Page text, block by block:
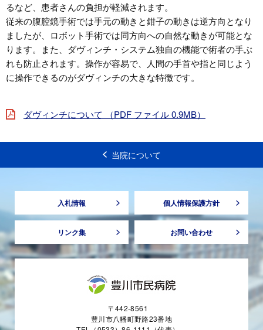
るなど、患者さんの負担が軽減されます。
従来の腹腔鏡手術では手元の動きと鉗子の動きは逆方向となり
ましたが、ロボット手術では同方向への自然な動きが可能とな
ります。また、ダヴィンチ・システム独自の機能で術者の手ぶ
れも防止されます。操作が容易で、人間の手首や指と同じよう
に操作できるのがダヴィンチの大きな特徴です。
ダヴィンチについて （PDF ファイル 0.9MB）
当院について
入札情報 個人情報保護方針
リンク集 お問い合わせ
〒442-8561
豊川市八幡町野路23番地